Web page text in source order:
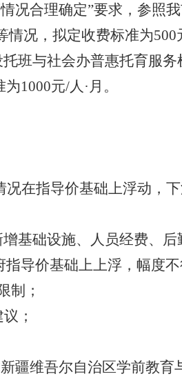
况合理确定”要求， 参照
情况，拟定收费标准为500
托班与社会办普惠托育服务
为1000元/人·月 。
在指导价基础上浮动，
增基础设施、人员经费、
导价基础上上浮，幅度
制；
；
新疆维吾尔自治区学前教育